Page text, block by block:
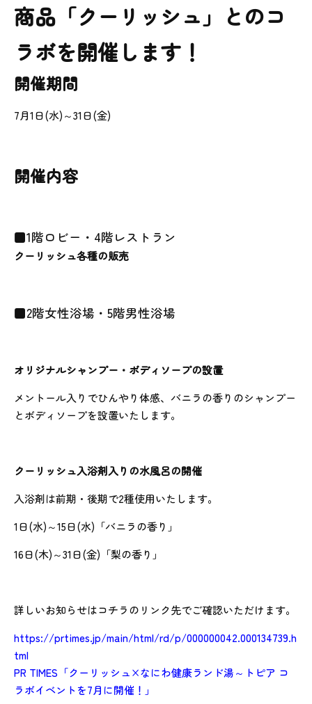
商品「クーリッシュ」とのコ
ラボを開催します！
開催期間
7月1日(水)～31日(金)
開催内容
■1階ロビー・4階レストラン
クーリッシュ各種の販売
■2階女性浴場 ・5階男性浴場
オリジナルシャンプー・ボディソープの設置
メントール入りでひんやり体感、バニラの香りのシャンプー
とボディソープを設置いたします。
クーリッシュ入浴剤入りの水風呂の開催
入浴剤は前期・後期で2種使用いたします。
1日(水)～15日(水)「バニラの香り」
16日(木)～31日(金)「梨の香り」
詳しいお知らせはコチラのリンク先でご確認いただけます。
https://prtimes.jp/main/html/rd/p/000000042.000134739.h
tml
PR TIMES「クーリッシュ×なにわ健康ランド湯～トピア コ
ラボイベントを7月に開催！」